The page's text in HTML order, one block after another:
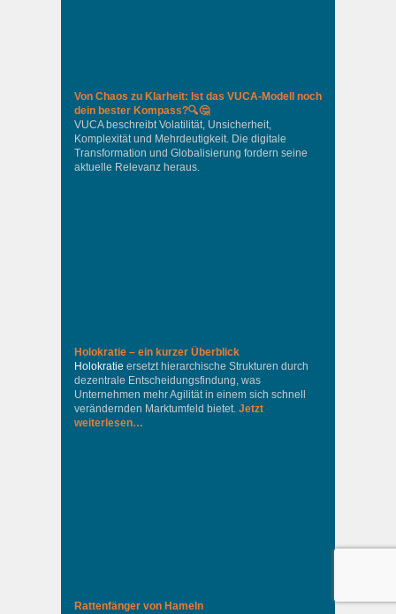
Von Chaos zu Klarheit: Ist das VUCA-Modell noch
dein bester Kompass?🔍🤔
VUCA beschreibt Volatilität, Unsicherheit,
Komplexität und Mehrdeutigkeit. Die digitale
Transformation und Globalisierung fordern seine
aktuelle Relevanz heraus.
Holokratie – ein kurzer Überblick
Holokratie ersetzt hierarchische Strukturen durch
dezentrale Entscheidungsfindung, was
Unternehmen mehr Agilität in einem sich schnell
verändernden Marktumfeld bietet. Jetzt
weiterlesen…
Rattenfänger von Hameln